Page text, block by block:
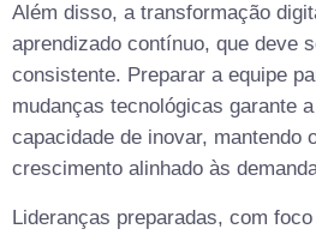
Além disso, a transformação
aprendizado contínuo, que deve
consistente. Preparar a equipe
mudanças tecnológicas garante
capacidade de inovar, mantendo
crescimento alinhado às
Lideranças preparadas, com